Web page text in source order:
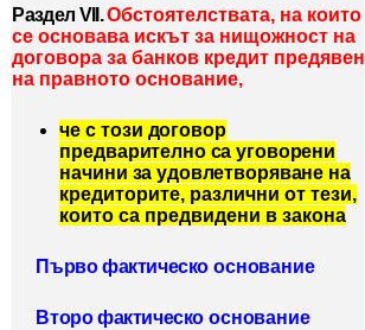
Раздел VІІ.Обстоятелствата, на които
се основава искът за нищожност на
договора за банков кредит предявен
на правното основание,
чес този договор
предварително са уговорени
начини за удовлетворяване на
кредиторите, различни от тези,
които са предвидени в закона
Първо фактическо основание
Второ фактическо основание